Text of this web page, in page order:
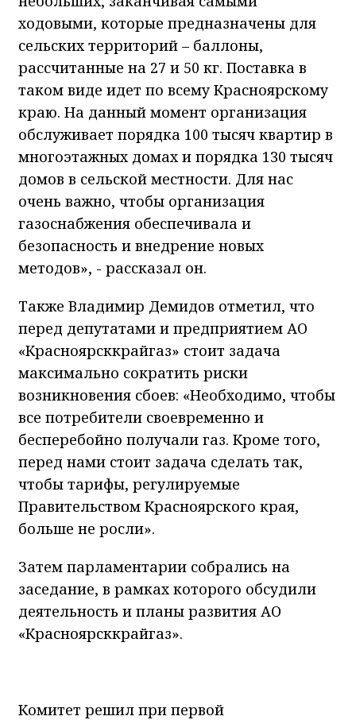
ходовыми, которые предназначены для
сельских территорий – баллоны,
рассчитанные на 27 и 50 кг. Поставка в
таком виде идет по всему Красноярскому
краю. На данный момент организация
обслуживает порядка 100 тысяч квартир в
многоэтажных домах и порядка 130 тысяч
домов в сельской местности. Для нас
очень важно, чтобы организация
газоснабжения обеспечивала и
безопасность и внедрение новых
методов», - рассказал он.
Также Владимир Демидов отметил, что
перед депутатами и предприятием АО
«Красноярсккрайгаз» стоит задача
максимально сократить риски
возникновения сбоев: «Необходимо, чтобы
все потребители своевременно и
бесперебойно получали газ. Кроме того,
перед нами стоит задача сделать так,
чтобы тарифы, регулируемые
Правительством Красноярского края,
больше не росли».
Затем парламентарии собрались на
заседание, в рамках которого обсудили
деятельность и планы развития АО
«Красноярсккрайгаз».
Комитет решил при первой